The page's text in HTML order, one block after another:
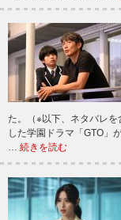
た。（※以下、ネタバレ
した学園ドラマ「GTO」
… 続きを読む